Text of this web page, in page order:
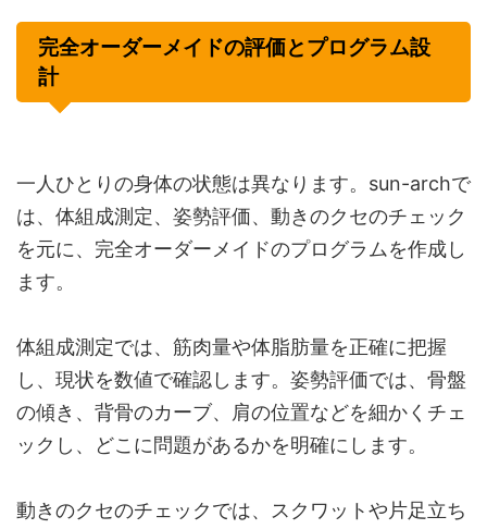
完全オーダーメイドの評価とプログラム設
計
一人ひとりの身体の状態は異なります。sun-archで
は、体組成測定、姿勢評価、動きのクセのチェック
を元に、完全オーダーメイドのプログラムを作成し
ます。
体組成測定では、筋肉量や体脂肪量を正確に把握
し、現状を数値で確認します。姿勢評価では、骨盤
の傾き、背骨のカーブ、肩の位置などを細かくチェ
ックし、どこに問題があるかを明確にします。
動きのクセのチェックでは、スクワットや片足立ち